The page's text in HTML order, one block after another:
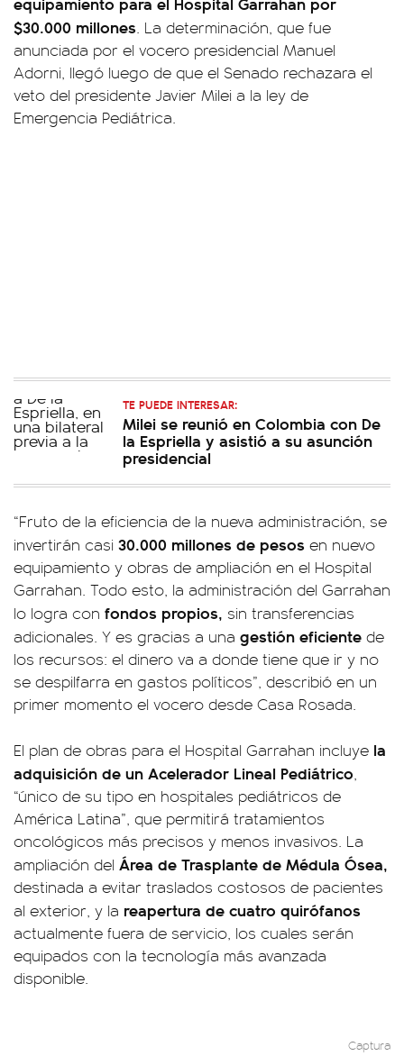
$30.000 millones. La determinación, que fue
anunciada por el vocero presidencial Manuel
Adorni, llegó luego de que el Senado rechazara el
veto del presidente Javier Milei a la ley de
Emergencia Pediátrica.
TE PUEDE INTERESAR:
Milei se reunió en Colombia con De
la Espriella y asistió a su asunción
presidencial
“Fruto de la eficiencia de la nueva administración, se
invertirán casi 30.000 millones de pesos en nuevo
equipamiento y obras de ampliación en el Hospital
Garrahan. Todo esto, la administración del Garrahan
lo logra con fondos propios, sin transferencias
adicionales. Y es gracias a una gestión eficiente de
los recursos: el dinero va a donde tiene que ir y no
se despilfarra en gastos políticos”, describió en un
primer momento el vocero desde Casa Rosada.
El plan de obras para el Hospital Garrahan incluye la
adquisición de un Acelerador Lineal Pediátrico,
“único de su tipo en hospitales pediátricos de
América Latina”, que permitirá tratamientos
oncológicos más precisos y menos invasivos. La
ampliación del Área de Trasplante de Médula Ósea,
destinada a evitar traslados costosos de pacientes
al exterior, y la reapertura de cuatro quirófanos
actualmente fuera de servicio, los cuales serán
equipados con la tecnología más avanzada
disponible.
Captura